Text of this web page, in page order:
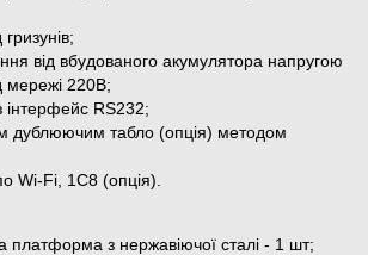
від вбудованого акумулятора напругою
мережі 220В;
інтерфейс RS232;
дублюючим табло (опція) методом
Wi-Fi, 1C8 (опція).
платформа з нержавіючої сталі - 1 шт;